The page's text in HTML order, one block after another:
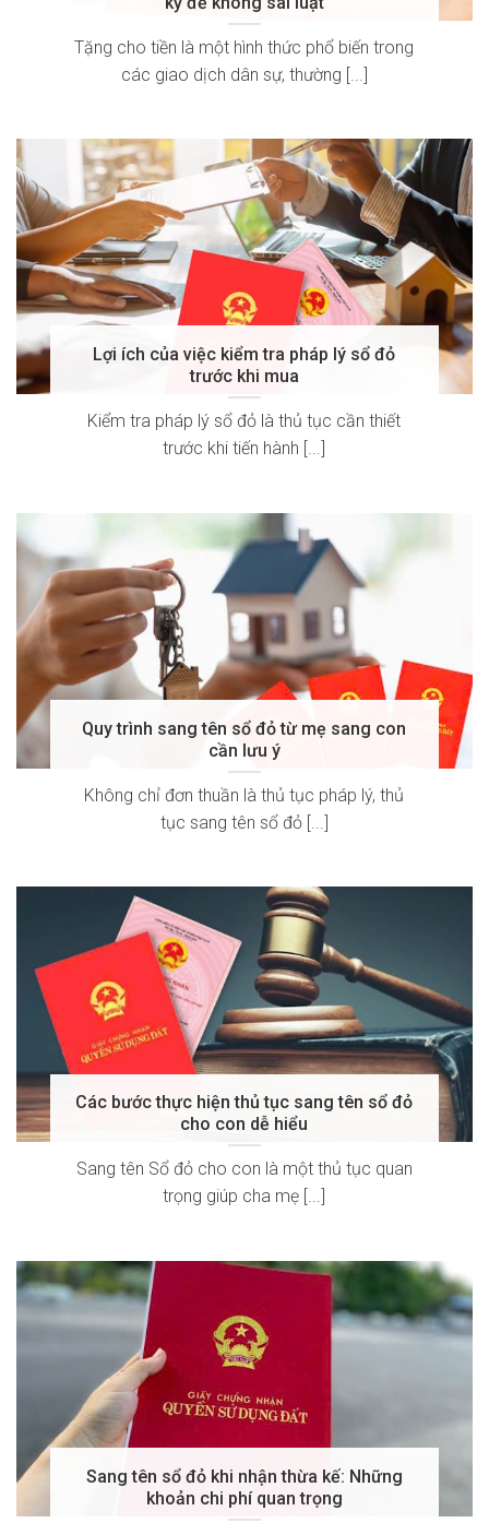
Tặng cho tiền là một hình thức phổ biến trong
các giao dịch dân sự, thường [...]
Lợi ích của việc kiểm tra pháp lý sổ đỏ
trước khi mua
Kiểm tra pháp lý sổ đỏ là thủ tục cần thiết
trước khi tiến hành [...]
Quy trình sang tên sổ đỏ từ mẹ sang con
cần lưu ý
Không chỉ đơn thuần là thủ tục pháp lý, thủ
tục sang tên sổ đỏ [...]
Các bước thực hiện thủ tục sang tên sổ đỏ
cho con dễ hiểu
Sang tên Sổ đỏ cho con là một thủ tục quan
trọng giúp cha mẹ [...]
Sang tên sổ đỏ khi nhận thừa kế: Những
khoản chi phí quan trọng